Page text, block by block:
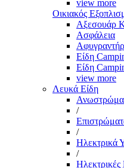
view more
Οικιακός
Αξεσουάρ
Ασφάλεια
Είδη
Είδη
view more
Λευκά Είδη
/
/
Ηλεκτρικά
/